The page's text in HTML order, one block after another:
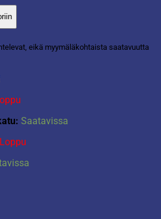
eikä myymäläkohtaista saatavuutta
Saatavissa
Loppu